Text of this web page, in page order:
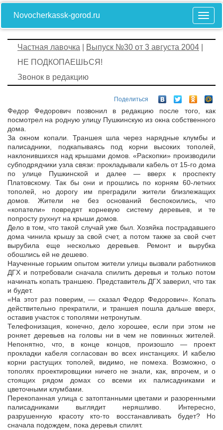
Novocherkassk-gorod.ru
Частная лавочка Выпуск №30 от 3 августа 2004
НЕ ПОДКОПАЕШЬСЯ!
Звонок в редакцию
Поделиться
Федор Федорович позвонил в редакцию после того, как
посмотрел на родную улицу Пушкинскую из окна собственного
дома.
За окном копали. Траншея шла через нарядные клумбы и
палисадники, подкапываясь под корни высоких тополей,
наклонившихся над крышами домов. «Раскопки» производили
субподрядчики узла связи: прокладывали кабель от 15-го дома
по улице Пушкинской и далее — вверх к проспекту
Платовскому. Так бы они и прошлись по корням 60-летних
тополей, но дорогу им преградили жители близлежащих
домов. Жители не без оснований беспокоились, что
«копатели» повредят корневую систему деревьев, и те
попросту рухнут на крыши домов.
Дело в том, что такой случай уже был. Хозяйка пострадавшего
дома чинила крышу за свой счет, а потом также за свой счет
вырубила еще несколько деревьев. Ремонт и вырубка
обошлись ей не дешево.
Наученные горьким опытом жители улицы вызвали работников
ДГХ и потребовали сначала спилить деревья и только потом
начинать копать траншею. Представитель ДГХ заверил, что так
и будет.
«На этот раз поверим, — сказал Федор Федорович». Копать
действительно прекратили, и траншея пошла дальше вверх,
оставив участок с тополями нетронутым.
Телефонизация, конечно, дело хорошее, если при этом не
роняет деревьев на головы ни в чем не повинных жителей.
Непонятно, что, в конце концов, произошло — проект
прокладки кабеля согласован во всех инстанциях. И кабелю
корни растущих тополей, видимо, не помеха. Возможно, о
тополях проектировщики ничего не знали, как, впрочем, и о
стоящих рядом домах со всеми их палисадниками и
цветочными клумбами.
Перекопанная улица с затоптанными цветами и разоренными
палисадниками выглядит неряшливо. Интересно,
разрушенную красоту кто-то восстанавливать будет? Но
сначала подождем, пока деревья спилят.